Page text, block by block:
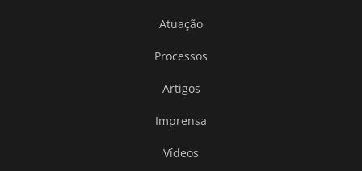
Atuação
Processos
Artigos
Imprensa
Vídeos